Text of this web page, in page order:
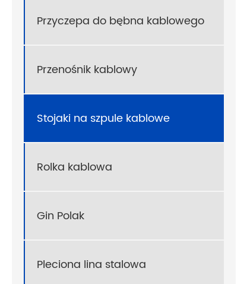
Przyczepa do bębna kablowego
Przenośnik kablowy
Stojaki na szpule kablowe
Rolka kablowa
Gin Polak
Pleciona lina stalowa